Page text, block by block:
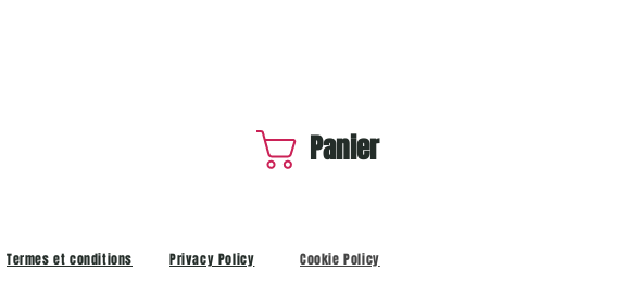
Panier
Termes et conditions Privacy Policy Cookie Policy